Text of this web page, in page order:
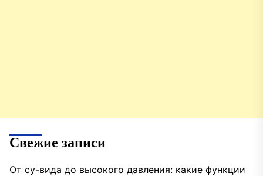
Свежие записи
От су-вида до высокого давления: какие функции